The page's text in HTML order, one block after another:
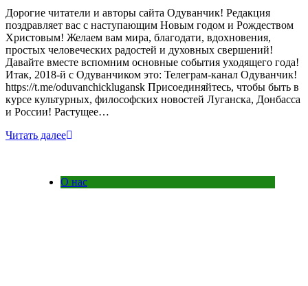
Дорогие читатели и авторы сайта Одуванчик! Редакция
поздравляет вас с наступающим Новым годом и Рождеством
Христовым! Желаем вам мира, благодати, вдохновения,
простых человеческих радостей и духовных свершений!
Давайте вместе вспомним основные события уходящего года!
Итак, 2018-й с Одуванчиком это: Телеграм-канал Одуванчик!
https://t.me/oduvanchicklugansk Присоединяйтесь, чтобы быть в
курсе культурных, философских новостей Луганска, Донбасса
и России! Растущее…
Читать далее
О нас